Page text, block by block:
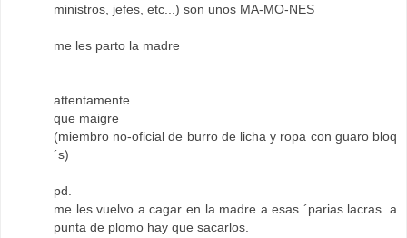
ministros, jefes, etc...) son unos MA-MO-NES
me les parto la madre
attentamente
que maigre
(miembro no-oficial de burro de licha y ropa con guaro bloq
´s)
pd.
me les vuelvo a cagar en la madre a esas ´parias lacras. a
punta de plomo hay que sacarlos.